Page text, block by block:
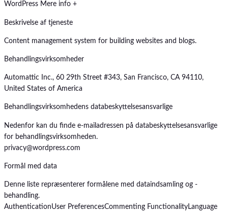
WordPress Mere info +
Beskrivelse af tjeneste
Content management system for building websites and blogs.
Behandlingsvirksomheder
Automattic Inc., 60 29th Street #343, San Francisco, CA 94110,
United States of America
Behandlingsvirksomhedens databeskyttelsesansvarlige
Nedenfor kan du finde e-mailadressen på databeskyttelsesansvarlige
for behandlingsvirksomheden.
privacy@wordpress.com
Formål med data
Denne liste repræsenterer formålene med dataindsamling og -
behandling.
AuthenticationUser PreferencesCommenting FunctionalityLanguage